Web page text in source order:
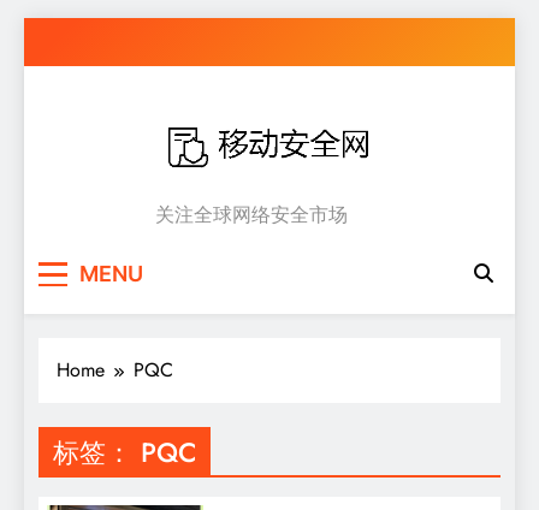
to
移动安全网
关注全球网络安全市场
MENU
Home PQC
标签： PQC